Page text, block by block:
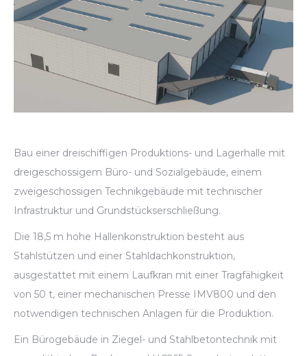
Bau einer dreischiffigen Produktions- und Lagerhalle mit
dreigeschossigem Büro- und Sozialgebäude, einem
zweigeschossigen Technikgebäude mit technischer
Infrastruktur und Grundstückserschließung.
Die 18,5 m hohe Hallenkonstruktion besteht aus
Stahlstützen und einer Stahldachkonstruktion,
ausgestattet mit einem Laufkran mit einer Tragfähigkeit
von 50 t, einer mechanischen Presse IMV800 und den
notwendigen technischen Anlagen für die Produktion.
Ein Bürogebäude in Ziegel- und Stahlbetontechnik mit